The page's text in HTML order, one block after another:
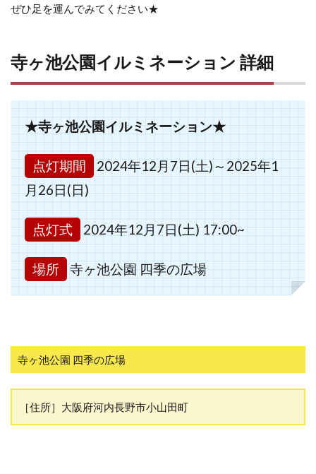
ぜひ足を運んでみてください★
寺ヶ池公園イルミネーション 詳細
★寺ヶ池公園イルミネーション★
点灯期間 2024年12月7日(土)～2025年1
月26日(日)
点灯式 2024年12月7日(土) 17:00~
場所 寺ヶ池公園 四季の広場
寺ヶ池公園 四季の広場
［住所］大阪府河内長野市小山田町